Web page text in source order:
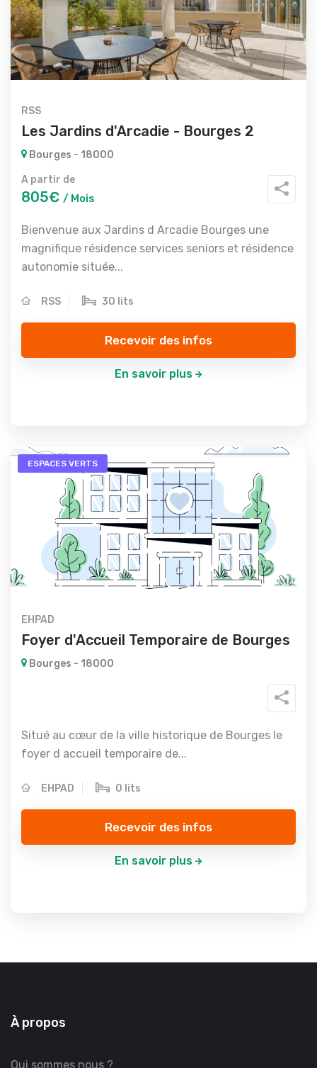
RSS
Les Jardins d'Arcadie - Bourges 2
Bourges - 18000
A partir de
805€ / Mois
Bienvenue aux Jardins d Arcadie Bourges une
magnifique résidence services seniors et résidence
autonomie située...
RSS 30 lits
Recevoir des infos
En savoir plus
ESPACES VERTS
EHPAD
Foyer d'Accueil Temporaire de Bourges
Bourges - 18000
Situé au cœur de la ville historique de Bourges le
foyer d accueil temporaire de...
EHPAD 0 lits
Recevoir des infos
En savoir plus
À propos
Qui sommes nous ?